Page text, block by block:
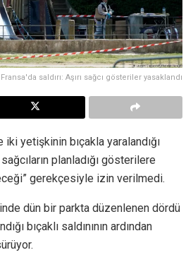
Fransa'da saldırı: Aşırı sağcı gösteriler yasaklandı
iki yetişkinin bıçakla yaralandığı
sağcıların planladığı gösterilere
gerekçesiyle izin verilmedi.
dün bir parkta düzenlenen dördü
bıçaklı saldınının ardından